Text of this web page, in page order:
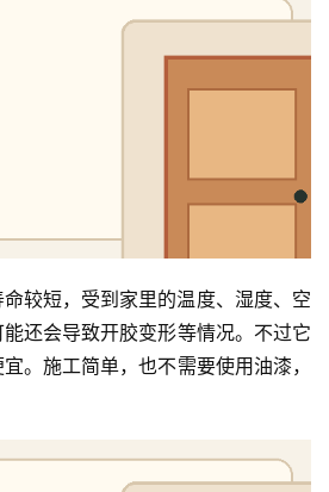
较短，受到家里的温度、湿度、空
还会导致开胶变形等情况。不过它
。施工简单，也不需要使用油漆，